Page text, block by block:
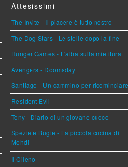
Attesissimi
The Invite - Il piacere è tutto nostro
The Dog Stars - Le stelle dopo la fine
Hunger Games - L'alba sulla mietitura
Avengers - Doomsday
Santiago - Un cammino per ricominciare
Resident Evil
Tony - Diario di un giovane cuoco
Spezie e Bugie - La piccola cucina di
Mehdi
Il Cileno